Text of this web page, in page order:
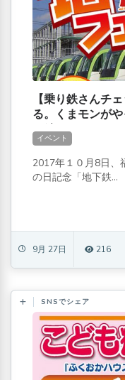
【乗り鉄さんチ
る。くまモンが
下鉄フェスタ2017
イベント
2017年１０月8日、
の日記念「地下鉄...
9月 27日 216
SNSでシェア